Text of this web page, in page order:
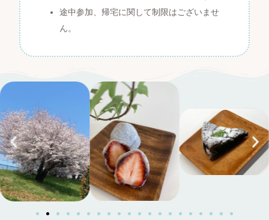
途中参加、帰宅に関して制限はございませ
ん。